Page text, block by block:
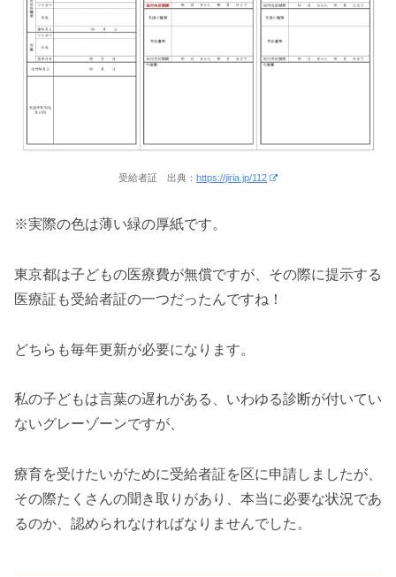
受給者証 出典： https://jiria.jp/112
※実際の色は薄い緑の厚紙です。
東京都は子どもの医療費が無償ですが、その際に提示する
医療証も受給者証の一つだったんですね！
どちらも毎年更新が必要になります。
私の子どもは言葉の遅れがある、いわゆる診断が付いてい
ないグレーゾーンですが、
療育を受けたいがために受給者証を区に申請しましたが、
その際たくさんの聞き取りがあり、本当に必要な状況であ
るのか、認められなければなりませんでした。